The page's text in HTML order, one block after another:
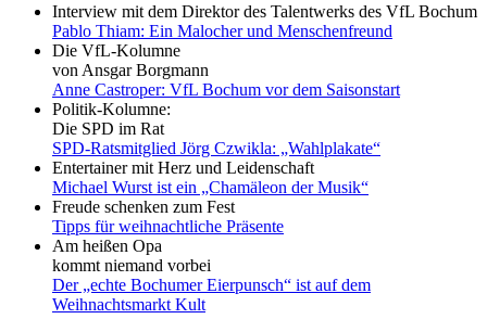
Interview mit dem Direktor des Talentwerks des VfL Bochum
Pablo Thiam: Ein Malocher und Menschenfreund
Die VfL-Kolumne
von Ansgar Borgmann
Anne Castroper: VfL Bochum vor dem Saisonstart
Politik-Kolumne:
Die SPD im Rat
SPD-Ratsmitglied Jörg Czwikla: „Wahlplakate“
Entertainer mit Herz und Leidenschaft
Michael Wurst ist ein „Chamäleon der Musik“
Freude schenken zum Fest
Tipps für weihnachtliche Präsente
Am heißen Opa
kommt niemand vorbei
Der „echte Bochumer Eierpunsch“ ist auf dem
Weihnachtsmarkt Kult